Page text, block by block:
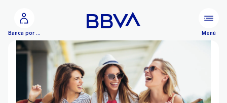
Banca por Internet Menú